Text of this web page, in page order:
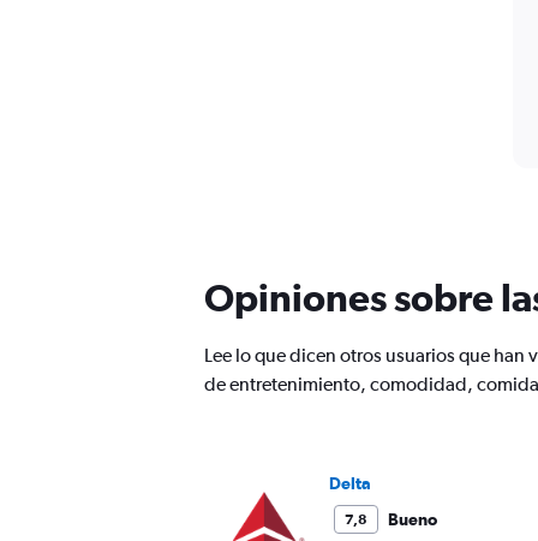
Opiniones sobre
Lee lo que dicen otros usuarios que
de entretenimiento, comodidad,
Delta
7,8 Bueno